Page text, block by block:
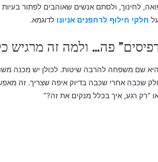
חלקי חילוף לרחפנים אניונו לדוגמא.
פה… ולמה זה מרגיש
שם משפחה להרבה שיטות. לכולן יש מכנה
שכבה אחרי שכבה בדיוק איפה שצריך. זה
“רק רגע, איך בכלל מנקים את זה?”